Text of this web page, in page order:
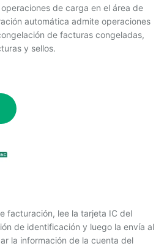
de carga en el área de
automática admite operaciones
de facturas congeladas,
y sellos.
facturación, lee la tarjeta IC del
de identificación y luego la envía al
la información de la cuenta del